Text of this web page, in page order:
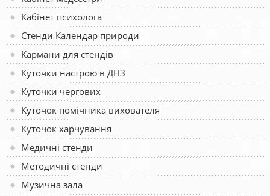
Кабінет психолога
Стенди Календар природи
Кармани для стендів
Куточки настрою в ДНЗ
Куточки чергових
Куточок помічника вихователя
Куточок харчування
Медичні стенди
Методичні стенди
Музична зала